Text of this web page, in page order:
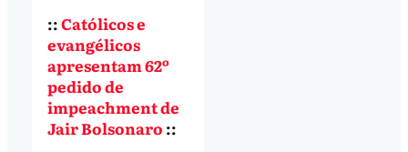
::Católicos e
evangélicos
apresentam 62º
pedido de
impeachment de
Jair Bolsonaro ::